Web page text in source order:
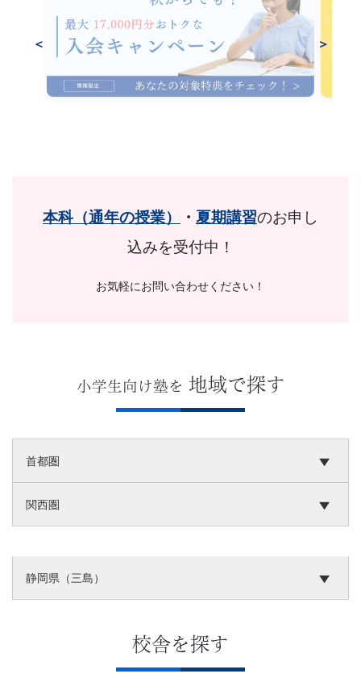
＜ ＞
本科（通年の授業） ・ 夏期講習のお申し
込みを受付中！
お気軽にお問い合わせください！
小学生向け塾を 地域で探す
首都圏
関西圏
静岡県（三島）
校舎を探す